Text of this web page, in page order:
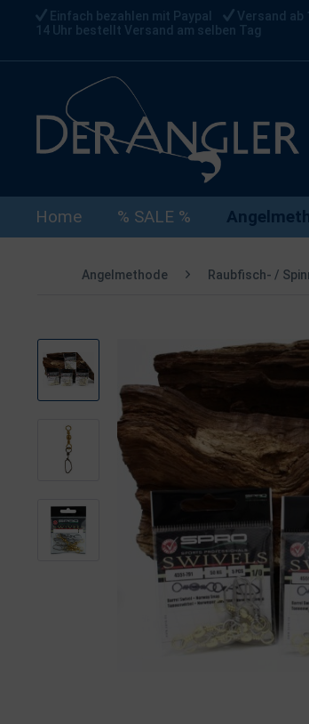
Einfach bezahlen mit Paypal Versand ab
14 Uhr bestellt Versand am selben Tag
Home % SALE %
Angelmethode Raubfisch- /